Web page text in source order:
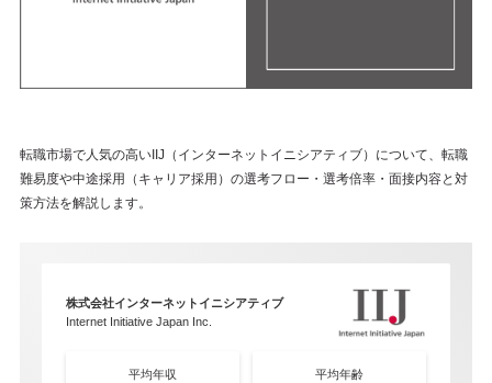
転職市場で人気の高いIIJ（インターネットイニシアティブ）について、転職
難易度や中途採用（キャリア採用）の選考フロー・選考倍率・面接内容と対
策方法を解説します。
株式会社インターネットイニシアティブ
Internet Initiative Japan Inc.
平均年収 平均年齢